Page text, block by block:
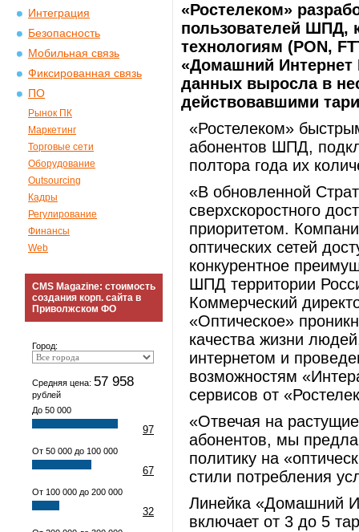
Интеграция
Безопасность
Мобильная связь
Фиксированная связь
ПО
Рынок ПК
Маркетинг
Торговые сети
Оборудование
Outsourcing
Кадры
Регулирование
Финансы
Web
CMS Magazine: стоимость
создания корп. сайта в
Приволжском ФО
Город:
Средняя цена: 57 958
рублей
До 50 000
97
От 50 000 до 100 000
67
От 100 000 до 200 000
32
«Ростелеком»
пользователей ШПД,
технологиям (PON,
«Домашний Интернет
данных выросла в
действовавшими
«Ростелеком»
абонентов ШПД,
полтора года их
«В обновленной
сверхскоростного
приоритетом.
оптических сетей
конкурентное
ШПД территории
Коммерческий
«Оптическое»
качества жизни
интернетом и
возможностям
сервисов от
«Отвечая на
абонентов, мы
политику на
стили потребления
Линейка «Домашний
включает от 3 до 5